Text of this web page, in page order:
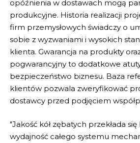
opóźnienia w dostawach mogą
produkcyjne. Historia realizacji
firm przemysłowych świadczy o
sobie z wyzwaniami i wysokich
klienta. Gwarancja na produkty
pogwarancyjny to dodatkowe
bezpieczeństwo biznesu. Baza
klientów pozwala zweryfikować
dostawcy przed podjęciem
"Jakość kół zębatych przekłada
wydajność całego systemu